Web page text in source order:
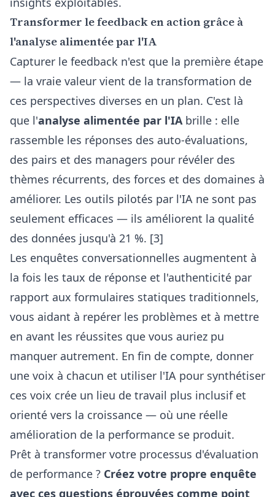
Transformer le feedback en action grâce à
l'analyse alimentée par l'IA
Capturer le feedback n'est que la première étape
— la vraie valeur vient de la transformation de
ces perspectives diverses en un plan. C'est là
que l'analyse alimentée par l'IAbrille : elle
rassemble les réponses des auto-évaluations,
des pairs et des managers pour révéler des
thèmes récurrents, des forces et des domaines à
améliorer. Les outils pilotés par l'IA ne sont pas
seulement efficaces — ils améliorent la qualité
des données jusqu'à 21 %. [3]
Les enquêtes conversationnelles augmentent à
la fois les taux de réponse et l'authenticité par
rapport aux formulaires statiques traditionnels,
vous aidant à repérer les problèmes et à mettre
en avant les réussites que vous auriez pu
manquer autrement. En fin de compte, donner
une voix à chacun et utiliser l'IA pour synthétiser
ces voix crée un lieu de travail plus inclusif et
orienté vers la croissance — où une réelle
amélioration de la performance se produit.
Prêt à transformer votre processus d'évaluation
de performance ? Créez votre propre enquête
avec ces questions éprouvées comme point